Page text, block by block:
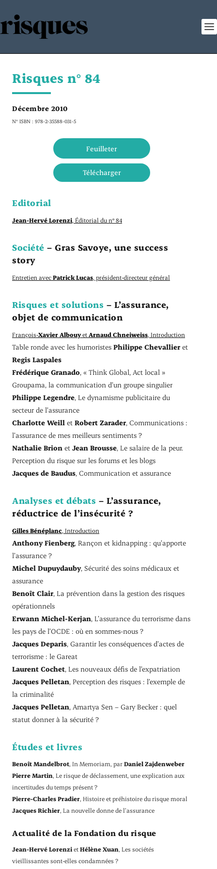
Risques n° 84
Décembre 2010
N° ISBN : 978-2-35588-031-5
Feuilleter
Télécharger
Editorial
Jean-Hervé Lorenzi, Éditorial du n° 84
Société – Gras Savoye, une success
story
Entretien avecPatrick Lucas, président-directeur général
Risques et solutions – L’assurance,
objet de communication
François-Xavier Albouyet Arnaud Chneiweiss, Introduction
Table ronde avec les humoristes Philippe Chevallier et
Regis Laspales
Frédérique Granado, « Think Global, Act local »
Groupama, la communication d’un groupe singulier
Philippe Legendre, Le dynamisme publicitaire du
secteur de l’assurance
Charlotte Weill et Robert Zarader, Communications :
l’assurance de mes meilleurs sentiments ?
Nathalie Brion et Jean Brousse, Le salaire de la peur.
Perception du risque sur les forums et les blogs
Jacques de Baudus, Communication et assurance
Analyses et débats – L’assurance,
réductrice de l’insécurité ?
Gilles Bénéplanc, Introduction
Anthony Fienberg, Rançon et kidnapping : qu’apporte
l’assurance ?
Michel Dupuydauby, Sécurité des soins médicaux et
assurance
Benoît Clair, La prévention dans la gestion des risques
opérationnels
Erwann Michel-Kerjan, L’assurance du terrorisme dans
les pays de l’OCDE : où en sommes-nous ?
Jacques Deparis, Garantir les conséquences d’actes de
terrorisme : le Gareat
Laurent Cochet, Les nouveaux défis de l’expatriation
Jacques Pelletan, Perception des risques : l’exemple de
la criminalité
Jacques Pelletan, Amartya Sen – Gary Becker : quel
statut donner à la sécurité ?
Études et livres
Benoît Mandelbrot, In Memoriam, parDaniel Zajdenweber
Pierre Martin, Le risque de déclassement, une explication aux
incertitudes du temps présent ?
Pierre-Charles Pradier, Histoire et préhistoire du risque moral
Jacques Richier, La nouvelle donne de l’assurance
Actualité de la Fondation du risque
Jean-Hervé LorenzietHélène Xuan, Les sociétés
vieillissantes sont-elles condamnées ?